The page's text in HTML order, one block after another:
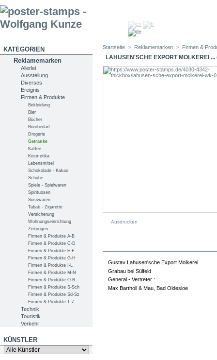
KATEGORIEN
Reklamemarken
Allerlei
Ausstellung
Diverses
Ereignis
Firmen & Produkte
Bekleidung
Bier
Bücher
Bürobedarf
Drogerie
Getränke
Kaffee
Kosmetika
Lebensmittel
Schokolade - Kakao
Schuhe
Spiele - Spielwaren
Spirituosen
Süsswaren
Tabak - Zigarette
Versicherung
Wohnungseinrichtung
Zeitungen
Firmen & Produkte A-B
Firmen & Produkte C-D
Firmen & Produkte E-F
Firmen & Produkte G-H
Firmen & Produkte I-L
Firmen & Produkte M-N
Firmen & Produkte O-R
Firmen & Produkte S-Sch
Firmen & Produkte Sd-Sz
Firmen & Produkte T-Z
Technik
Touristik
Verkehr
KÜNSTLER
Startseite > Reklamemarken > Firmen &
LAHUSEN'SCHE EXPORT MOLKEREI ...
Ausdrucken
Gustav Lahusen'sche Export Molkerei
Grabau bei Sülfeld
General - Vertreter :
Max Bartholl & Mau, Bad Oldesloe